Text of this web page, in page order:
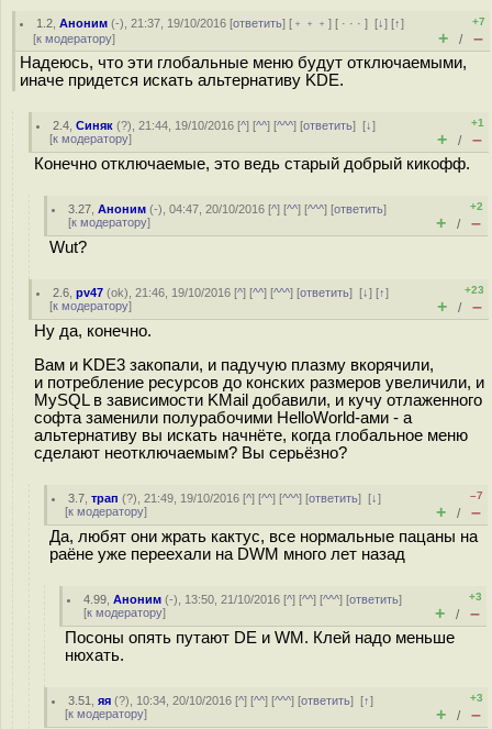
1.2 ,Аноним (-), 21:37, 19/10/2016 [ответить] [ ﹢﹢﹢] [ · · ·][↓] [↑]
[к модератору]
+7
+ / –
Надеюсь, что эти глобальные меню будут отключаемыми,
иначе придется искать альтернативу KDE.
2.4 ,Синяк (?), 21:44, 19/10/2016 [^] [^^] [^^^] [ответить][↓]
[к модератору]
+1
+ / –
Конечно отключаемые, это ведь старый добрый кикофф.
3.27 ,Аноним (-), 04:47, 20/10/2016 [^] [^^] [^^^] [ответить]
[к модератору]
+2
+ / –
Wut?
2.6 ,pv47 (ok), 21:46, 19/10/2016 [^] [^^] [^^^] [ответить][↓] [↑]
[к модератору]
+23
+ / –
Ну да, конечно.
Вам и KDE3 закопали, и падучую плазму вкорячили,
и потребление ресурсов до конских размеров увеличили, и
MySQL в зависимости KMail добавили, и кучу отлаженного
софта заменили полурабочими HelloWorld-ами - а
альтернативу вы искать начнёте, когда глобальное меню
сделают неотключаемым? Вы серьёзно?
3.7 ,трап (?), 21:49, 19/10/2016 [^] [^^] [^^^] [ответить][↓]
[к модератору]
–7
+ / –
Да, любят они жрать кактус, все нормальные пацаны на
раёне уже переехали на DWM много лет назад
4.99 ,Аноним (-), 13:50, 21/10/2016 [^] [^^] [^^^] [ответить]
[к модератору]
+3
+ / –
Посоны опять путают DE и WM. Клей надо меньше
нюхать.
3.51 ,яя (?), 10:34, 20/10/2016 [^] [^^] [^^^] [ответить][↑]
[к модератору]
+3
+ / –